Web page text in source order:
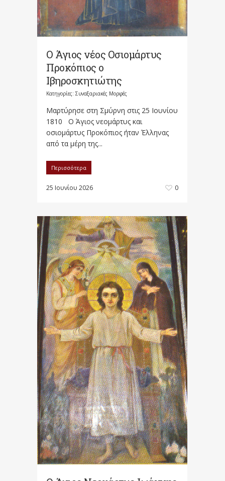
Ο Άγιος νέος Οσιομάρτυς
Προκόπιος ο
Ιβηροσκητιώτης
Κατηγορίες: Συναξαριακές Μορφές
Μαρτύρησε στη Σμύρνη στις 25 Ιουνίου
1810 Ο Άγιος νεομάρτυς και
οσιομάρτυς Προκόπιος ήταν Έλληνας
από τα μέρη της...
Περισσότερα
25 Ιουνίου 2026 0